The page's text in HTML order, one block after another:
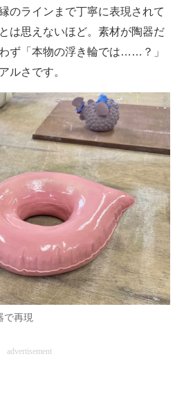
のラインまで丁寧に表現されて
は思えないほど。素材が陶器だ
ず「本物の浮き輪では……？」
ルさです。
で再現
advertisement